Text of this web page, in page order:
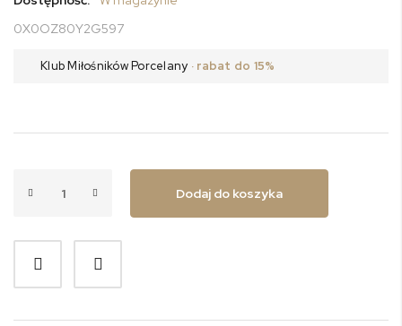
0X0OZ80Y2G597
Klub Miłośników Porcelany · rabat do 15%
Dodaj do koszyka